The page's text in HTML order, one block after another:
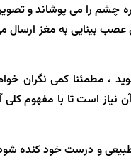
را می پوشاند و
بینایی به مغز
، مطمئنا کمی نگران
است تا با مفهوم کلی
و درست خود کنده شود.